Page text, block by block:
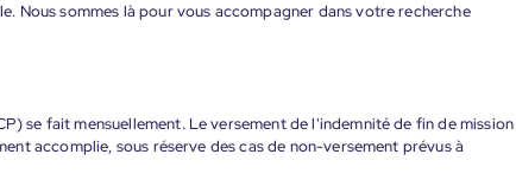
Nous sommes là pour vous accompagner dans votre recherche
se fait mensuellement. Le versement de l'indemnité de fin de mission
accomplie, sous réserve des cas de non-versement prévus à